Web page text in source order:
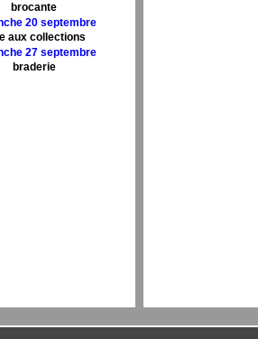
brocante
20 septembre
aux collections
27 septembre
braderie